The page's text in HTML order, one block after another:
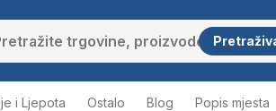
i Ljepota Ostalo Blog Popis mjesta